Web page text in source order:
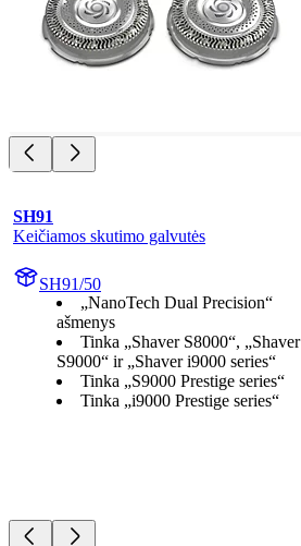
SH91
Keičiamos skutimo galvutės
SH91/50
„NanoTech Dual Precision“
ašmenys
Tinka „Shaver S8000“, „Shaver
S9000“ ir „Shaver i9000 series“
Tinka „S9000 Prestige series“
Tinka „i9000 Prestige series“